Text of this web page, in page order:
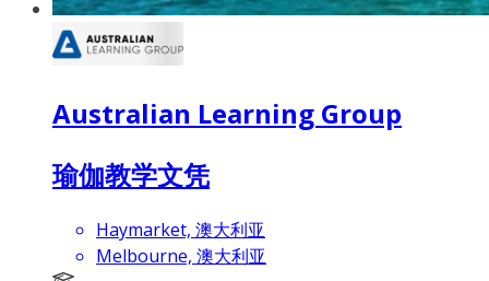
Australian Learning Group
瑜伽教学文凭
Haymarket, 澳大利亚
Melbourne, 澳大利亚